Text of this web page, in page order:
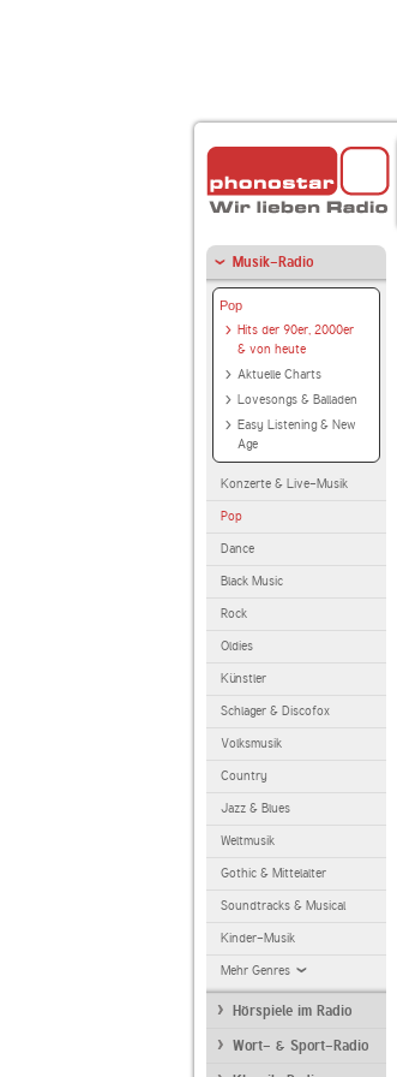
Musik-Radio
Pop
Hits der 90er, 2000er
& von heute
Aktuelle Charts
Lovesongs & Balladen
Easy Listening & New
Age
Konzerte & Live-Musik
Pop
Dance
Black Music
Rock
Oldies
Künstler
Schlager & Discofox
Volksmusik
Country
Jazz & Blues
Weltmusik
Gothic & Mittelalter
Soundtracks & Musical
Kinder-Musik
Mehr Genres
Hörspiele im Radio
Wort- & Sport-Radio